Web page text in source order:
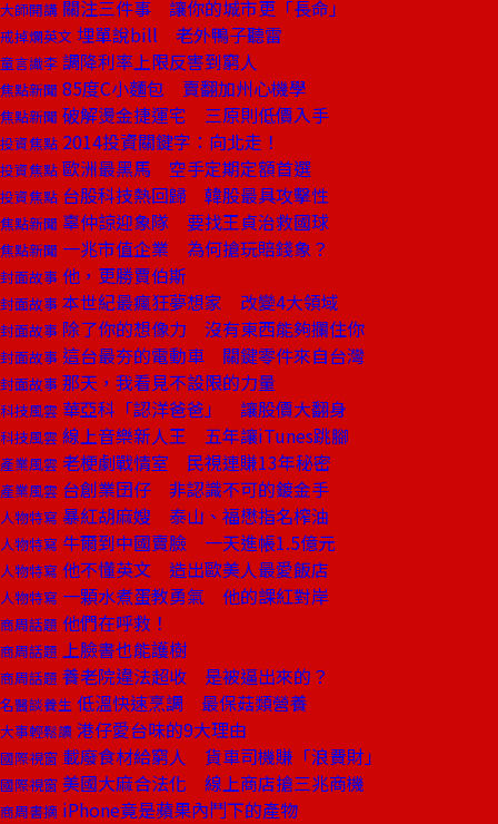
大師開講 關注三件事 讓你的城市更「長命」
戒掉爛英文 埋單說bill 老外鴨子聽雷
童言識李 調降利率上限反害到窮人
焦點新聞 85度C小麵包 賣翻加州心機學
焦點新聞 破解燙金捷運宅 三原則低價入手
投資焦點 2014投資關鍵字：向北走！
投資焦點 歐洲最黑馬 空手定期定額首選
投資焦點 台股科技熱回歸 韓股最具攻擊性
焦點新聞 辜仲諒迎象隊 要找王貞治救國球
焦點新聞 一兆市值企業 為何搶玩賠錢象？
封面故事 他，更勝賈伯斯
封面故事 本世紀最瘋狂夢想家 改變4大領域
封面故事 除了你的想像力 沒有東西能夠攔住你
封面故事 這台最夯的電動車 關鍵零件來自台灣
封面故事 那天，我看見不設限的力量
科技風雲 華亞科「認洋爸爸」 讓股價大翻身
科技風雲 線上音樂新人王 五年讓iTunes跳腳
產業風雲 老梗劇戰情室 民視連賺13年秘密
產業風雲 台創業囝仔 非認識不可的鍍金手
人物特寫 暴紅胡麻嫂 泰山、福懋指名榨油
人物特寫 牛爾到中國賣臉 一天進帳1.5億元
人物特寫 他不懂英文 造出歐美人最愛飯店
人物特寫 一顆水煮蛋教勇氣 他的課紅對岸
商周話題 他們在呼救！
商周話題 上臉書也能護樹
商周話題 養老院違法超收 是被逼出來的？
名醫談養生 低溫快速烹調 最保菇類營養
大事輕鬆讀 港仔愛台味的9大理由
國際視窗 載廢食材給窮人 貨車司機賺「浪費財」
國際視窗 美國大麻合法化 線上商店搶三兆商機
商周書摘 iPhone竟是蘋果內鬥下的產物